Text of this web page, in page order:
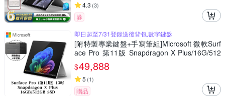
4.3 (3)
券
即日起至7/31登錄送後背包,數字鍵盤
[附特製專業鍵盤+手寫筆組]Microsoft 微軟Surf
ace Pro 第11版 Snapdragon X Plus/16G/512
G 白金平板筆電ZHY-00016
$49,888
5 (1)
贈品